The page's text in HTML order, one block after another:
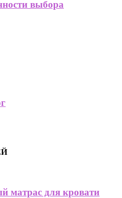
выбора
матрас для кровати